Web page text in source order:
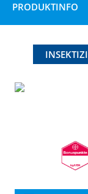
PRODUKTINFO